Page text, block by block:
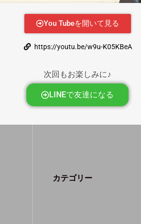
You Tubeを開いて見る
https://youtu.be/w9u-K05KBeA
次回もお楽しみに♪
LINEで友達になる
カテゴリー